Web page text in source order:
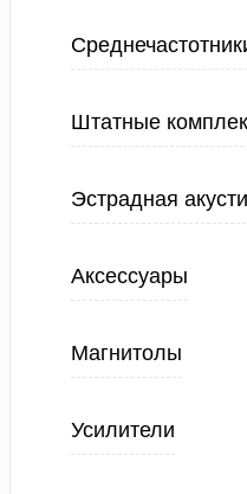
Штатные
Эстрадная
Аксессуары
Магнитолы
Усилители